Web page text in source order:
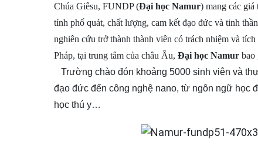
Chúa Giêsu, FUNDP (Đại học Namur) mang các giá
tính phổ quát, chất lượng, cam kết đạo đức và tinh
nghiên cứu trở thành thành viên có trách nhiệm và
Pháp, tại trung tâm của châu Âu, Đại học Namur bao
Trường chào đón khoảng 5000 sinh viên và
đạo đức đến công nghệ nano, từ ngôn ngữ học
học thú y…